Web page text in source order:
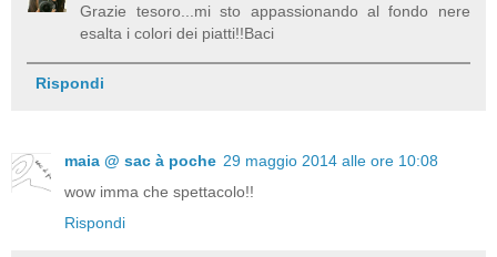
Grazie tesoro...mi sto appassionando al fondo nere
esalta i colori dei piatti!!Baci
Rispondi
maia @ sac à poche 29 maggio 2014 alle ore 10:08
wow imma che spettacolo!!
Rispondi